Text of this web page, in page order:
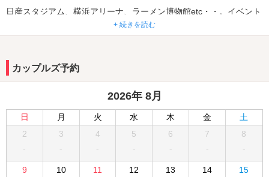
日産スタジアム、横浜アリーナ、ラーメン博物館etc・・。イベント
デートの帰りにピッタリ(^_^)v
ヨーロッパ風で、超ゴージャスなホテルSALA。全室5色に光るバブ
ださいませ♪
メンバーに加入すると全日基本料金が割引！来店回数に応じて割引
率が最大15％OFF！！
お誕生日・記念日割引も実施中♪割引額はなんと、、、最大
50％OFF！！
ご来店お待ちしております(^^)/
+ 続きを読む
カップルズ予約
2026年 8月
日 月 火 水 木 金
土
2
-
3
-
4
-
5
-
6
-
7
-
8
-
9 10 11 12 13 14 15